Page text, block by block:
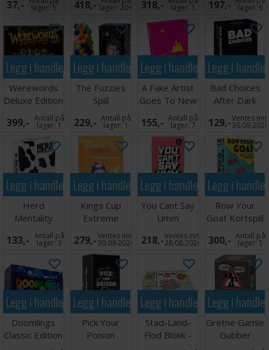
37,- lager:5 418,- lager: 20+
Norsk
318,- lager:5 197,- lager:6
Legg i handlekurven
Werewords
Deluxe Edition
Kortspill
399,- Antall på
lager:1
Legg i handlekurven
The Fuzzies
Spill
229,- Antall på
lager:1
Legg i handlekurven
A Fake Artist
Goes To New
York Kortspil
155,- Antall på
lager:7
Legg i
Bad Choices
After Dark
Partyspill
129,-Ventes inn
30.09.2026
Legg i handlekurven
Herd
Mentality
Brettspill -
Reiseutgave
133,- Antall på
lager:3
Legg i handlekurven
Kings Cup
Extreme
Partyspill
279,-Ventes inn
30.09.2026
Legg i handlekurven
You Cant Say
Umm
Partyspill
218,-Ventes inn
28.08.2026
Legg i
Row Your
Goat Kortspill
300,- Antall på
lager:5
Legg i handlekurven
Doomlings
Classic Edition
Legg i handlekurven
Pick Your
Poison
Legg i handlekurven
Stad-Land-
Flod Blokk -
Legg i
Gretne Gamle
Gubber